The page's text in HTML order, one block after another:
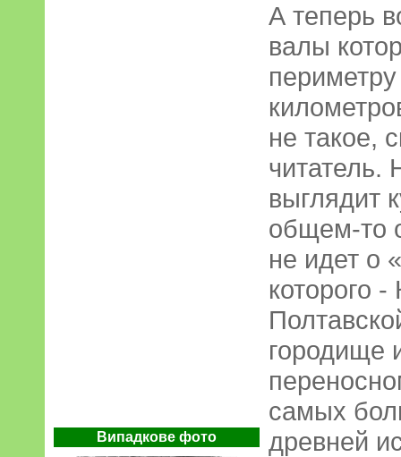
Випадкове фото
А теперь
валы
не такое,
читатель.
выглядит
общем-то
не идет о
которого
городище
самых
древней